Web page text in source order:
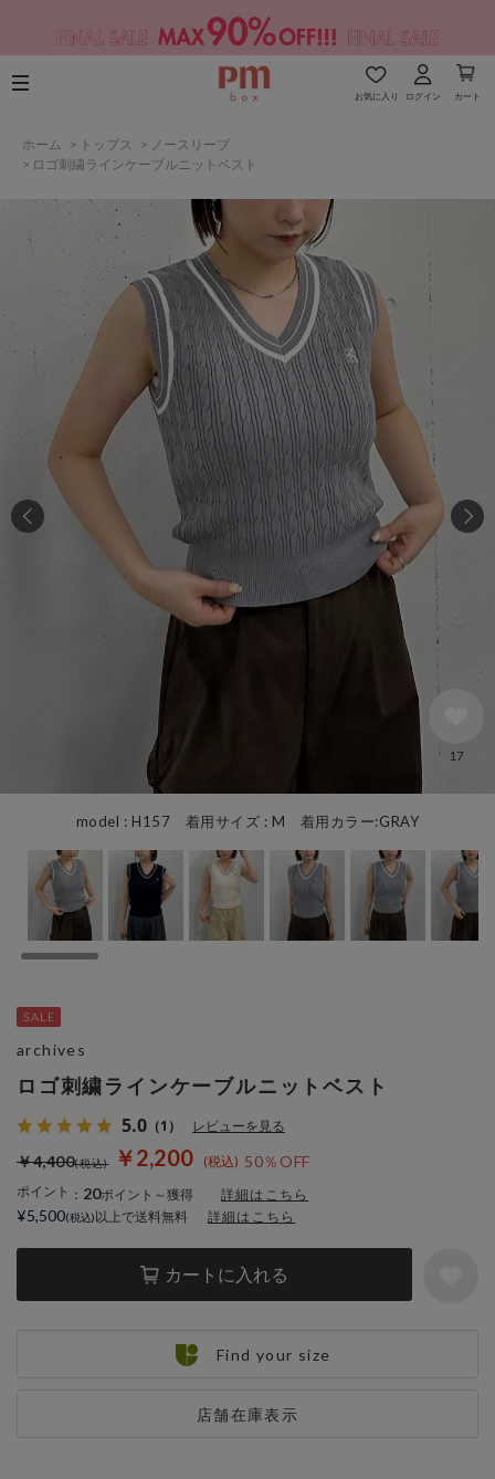
お気に入り ログイン カート
ホーム > トップス > ノースリーブ
> ロゴ刺繍ラインケーブルニットベスト
model : H157 着用サイズ : M 着用カラー:GRAY
17
ロゴ刺繍ラインケーブルニットベスト
5.0 （1） レビューを見る
￥2,200 50％OFF
￥4,400
ポイント ： 20ポイント～獲得 詳細はこちら
カートに入れる
店舗在庫表示
archives
¥5,500 以上で送料無料 詳細はこちら
Find your size